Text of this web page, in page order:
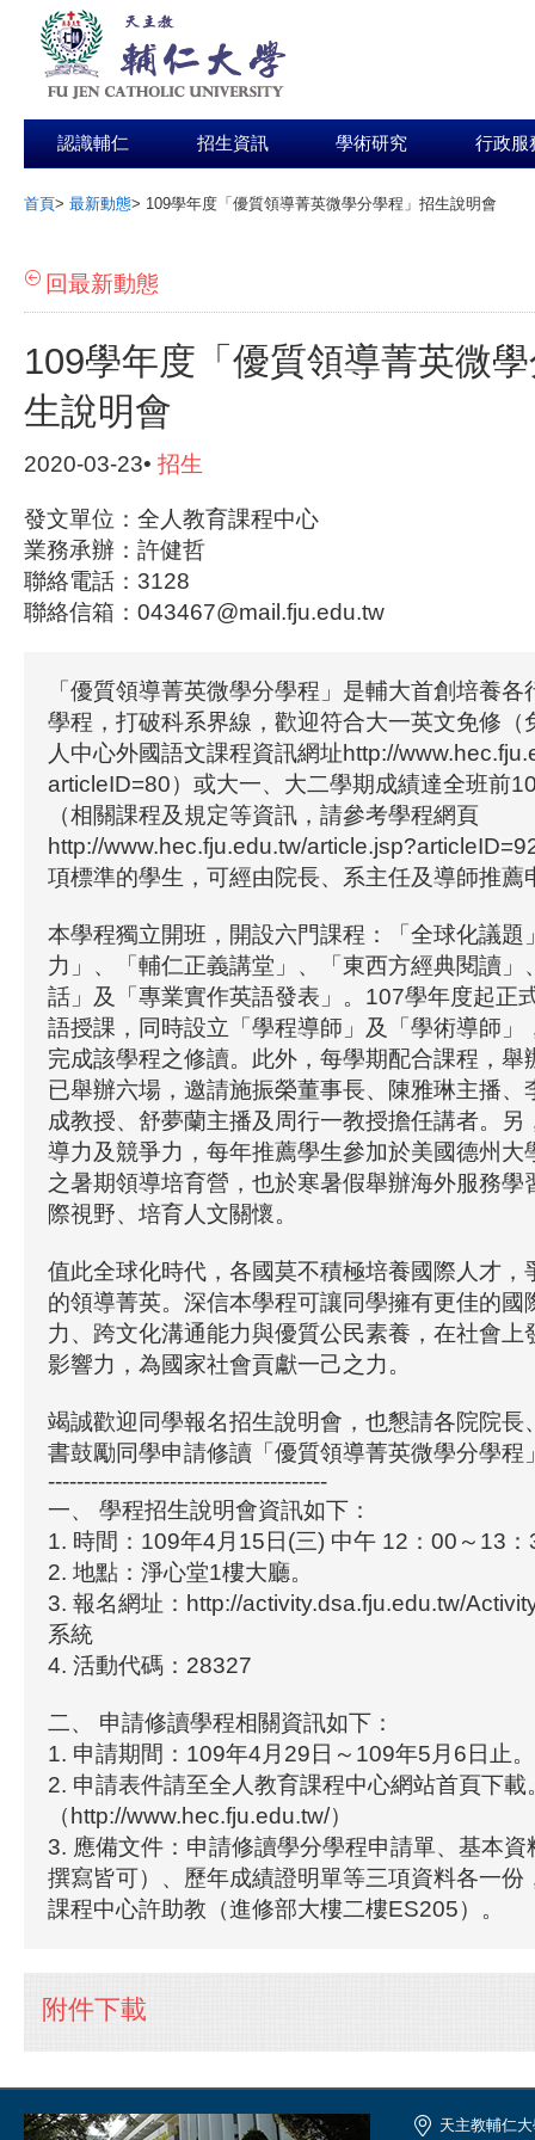
認識輔仁 招生資訊 學術研究 行政服
首頁> 最新動態> 109學年度「優質領導菁英微學分學程」招生說明會
回最新動態
109學年度「優質領導菁英微
生說明會
2020-03-23• 招生
發文單位：全人教育課程中心
業務承辦：許健哲
聯絡電話：3128
聯絡信箱：043467@mail.fju.edu.tw
「優質領導菁英微學分學程」是輔大首創培養
學程，打破科系界線，歡迎符合大一英文免修（
人中心外國語文課程資訊網址http://
articleID=80）或大一、大二學期成績達全班前
（相關課程及規定等資訊，請參考學程網頁
http://www.hec.fju.edu.tw/
項標準的學生，可經由院長、系主任及導師推薦
本學程獨立開班，開設六門課程：「全球化議題
力」、「輔仁正義講堂」、「東西方經典閱讀」
話」及「專業實作英語發表」。107學年度起正
語授課，同時設立「學程導師」及「學術導師」
完成該學程之修讀。此外，每學期配合課程，舉
已舉辦六場，邀請施振榮董事長、陳雅琳主播、
成教授、舒夢蘭主播及周行一教授擔任講者。另
導力及競爭力，每年推薦學生參加於美國德州大
之暑期領導培育營，也於寒暑假舉辦海外服務學
際視野、培育人文關懷。
值此全球化時代，各國莫不積極培養國際人才，
的領導菁英。深信本學程可讓同學擁有更佳的國
力、跨文化溝通能力與優質公民素養，在社會上
影響力，為國家社會貢獻一己之力。
竭誠歡迎同學報名招生說明會，也懇請各院院長
書鼓勵同學申請修讀「優質領導菁英微學分學程
---------------------------------------
一、 學程招生說明會資訊如下：
1. 時間：109年4月15日(三) 中午 12：00～13：
2. 地點：淨心堂1樓大廳。
3. 報名網址：http://activity.dsa.fju.edu.tw/
系統
4. 活動代碼：28327
二、 申請修讀學程相關資訊如下：
1. 申請期間：109年4月29日～109年5月6日止。
2. 申請表件請至全人教育課程中心網站首頁下載
（http://www.hec.fju.edu.tw/）
3. 應備文件：申請修讀學分學程申請單、基本
撰寫皆可）、歷年成績證明單等三項資料各一份
課程中心許助教（進修部大樓二樓ES205）。
附件下載
天主教輔仁